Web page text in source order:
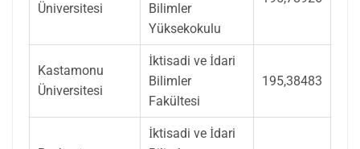
Üniversitesi
Bilimler
Yüksekokulu
Kastamonu
Üniversitesi
İktisadi ve İdari
Bilimler
Fakültesi
195,38483
İktisadi ve İdari